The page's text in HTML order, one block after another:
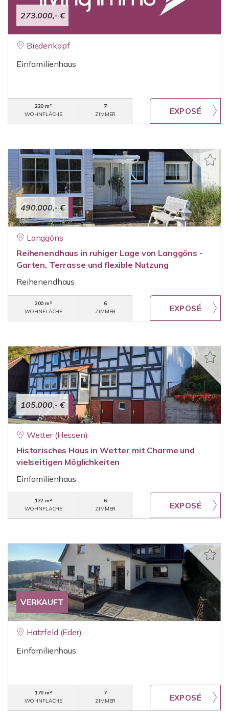
273.000,- €
Biedenkopf
Einfamilienhaus
220 m²
WOHNFLÄCHE
7
ZIMMER
490.000,- €
Langgöns
Reihenendhaus in ruhiger Lage von Langgöns -
Garten, Terrasse und flexible Nutzung
Reihenendhaus
200 m²
WOHNFLÄCHE
6
ZIMMER
105.000,- €
Wetter (Hessen)
Historisches Haus in Wetter mit Charme und
vielseitigen Möglichkeiten
Einfamilienhaus
122 m²
WOHNFLÄCHE
6
ZIMMER
VERKAUFT
Hatzfeld (Eder)
Einfamilienhaus
170 m²
WOHNFLÄCHE
7
ZIMMER